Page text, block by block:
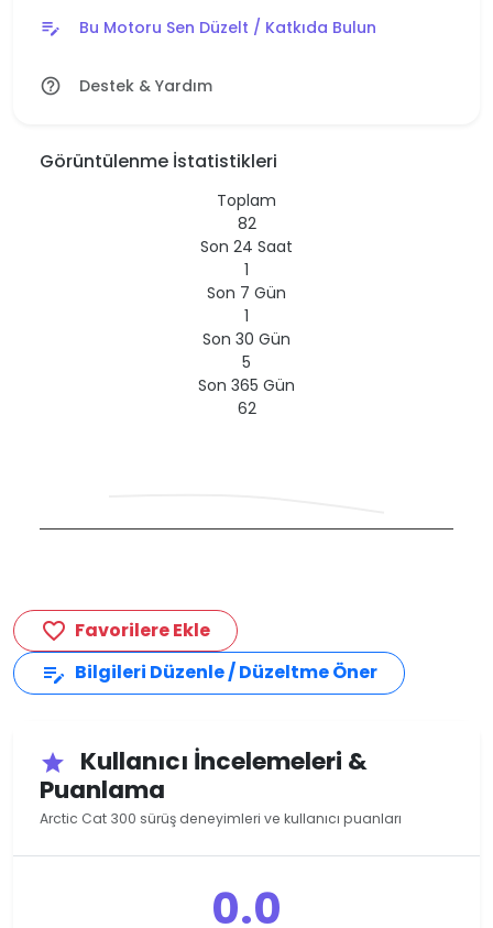
edit_note Bu Motoru Sen Düzelt / Katkıda Bulun
help_outline Destek & Yardım
Görüntülenme İstatistikleri
Toplam
82
Son 24 Saat
1
Son 7 Gün
1
Son 30 Gün
5
Son 365 Gün
62
favorite_border Favorilere Ekle
edit_note Bilgileri Düzenle / Düzeltme Öner
star
Kullanıcı İncelemeleri &
Puanlama
Arctic Cat 300 sürüş deneyimleri ve kullanıcı puanları
0.0